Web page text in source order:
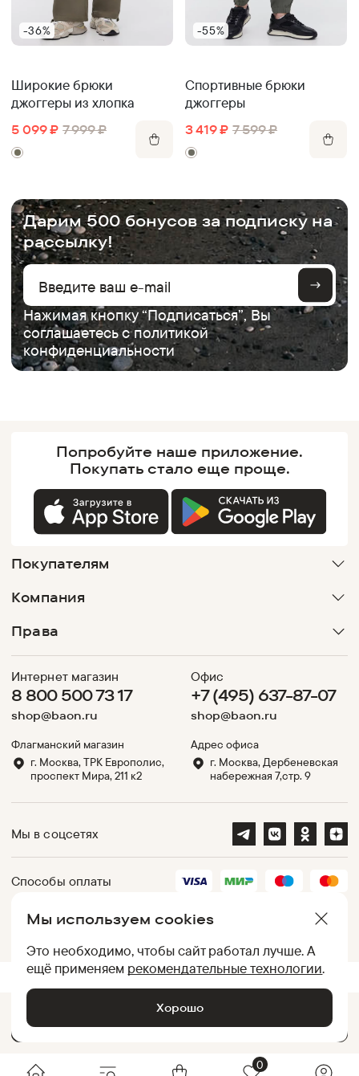
0
-36%
Широкие брюки
джоггеры из хлопка
5 099 ₽ 7 999 ₽
-55%
Спортивные брюки
джоггеры
3 419 ₽ 7 599 ₽
Дарим 500 бонусов за подписку на
рассылку!
Нажимая кнопку “Подписаться”, Вы
соглашаетесь сполитикой
конфиденциальности
Мы используем cookies
Это необходимо, чтобы сайт работал лучше. А
ещё применяем рекомендательные технологии.
Хорошо
Попробуйте наше приложение.
Покупатьстало еще проще.
Покупателям
Компания
Права
Интернет магазин
8 800 500 73 17
shop@baon.ru
Флагманский магазин
г. Москва, ТРК Европолис,
проспект Мира, 211 к2
Офис
+7 (495) 637-87-07
shop@baon.ru
Адрес офиса
г. Москва, Дербеневская
набережная 7,стр. 9
Мы в соцсетях
Способы оплаты
Партнеры
UID:050012ACE0E6776A770069B4029CE00B
8d0e98ccc583